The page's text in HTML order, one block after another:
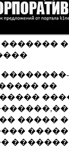
�������
��
�����